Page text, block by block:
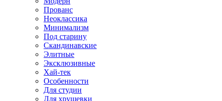
Прованс
Неоклассика
Минимализм
Под старину
Скандинавские
Элитные
Эксклюзивные
Хай-тек
Особенности
Для студии
Для хрущевки